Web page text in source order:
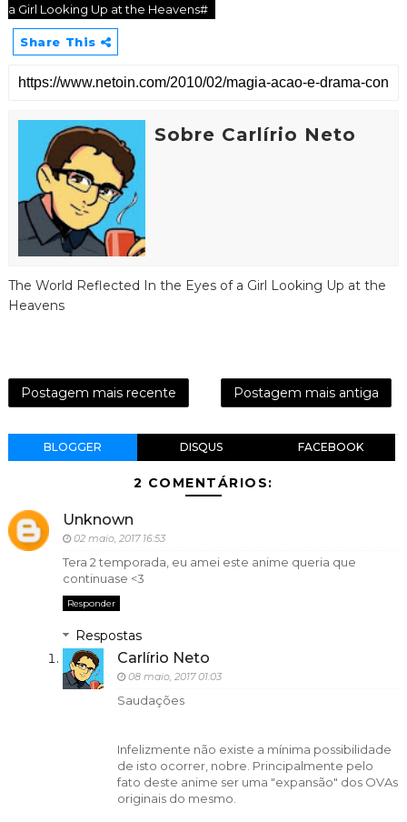
a Girl Looking Up at the Heavens#
Share This
Sobre Carlírio Neto
The World Reflected In the Eyes of a Girl Looking Up at the
Heavens
Postagem mais recente Postagem mais antiga
BLOGGER DISQUS FACEBOOK
2 COMENTÁRIOS:
Unknown
02 maio, 2017 16:53
Tera 2 temporada, eu amei este anime queria que
continuase <3
Responder
Respostas
Carlírio Neto
08 maio, 2017 01:03
Saudações
Infelizmente não existe a mínima possibilidade
de isto ocorrer, nobre. Principalmente pelo
fato deste anime ser uma "expansão" dos OVAs
originais do mesmo.